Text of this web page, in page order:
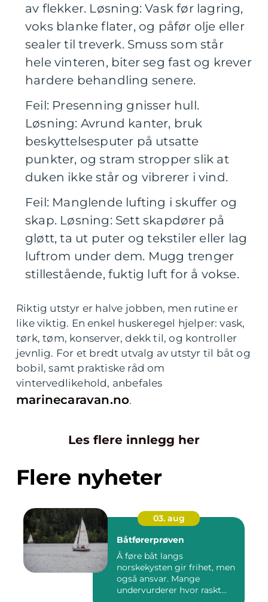
av flekker. Løsning: Vask før lagring,
voks blanke flater, og påfør olje eller
sealer til treverk. Smuss som står
hele vinteren, biter seg fast og krever
hardere behandling senere.
Feil: Presenning gnisser hull.
Løsning: Avrund kanter, bruk
beskyttelsesputer på utsatte
punkter, og stram stropper slik at
duken ikke står og vibrerer i vind.
Feil: Manglende lufting i skuffer og
skap. Løsning: Sett skapdører på
gløtt, ta ut puter og tekstiler eller lag
luftrom under dem. Mugg trenger
stillestående, fuktig luft for å vokse.
Riktig utstyr er halve jobben, men rutine er
like viktig. En enkel huskeregel hjelper: vask,
tørk, tøm, konserver, dekk til, og kontroller
jevnlig. For et bredt utvalg av utstyr til båt og
bobil, samt praktiske råd om
vintervedlikehold, anbefales
marinecaravan.no.
Les flere innlegg her
Flere nyheter
03. aug
Båtførerprøven
Å føre båt langs
norskekysten gir frihet, men
også ansvar. Mange
undervurderer hvor raskt